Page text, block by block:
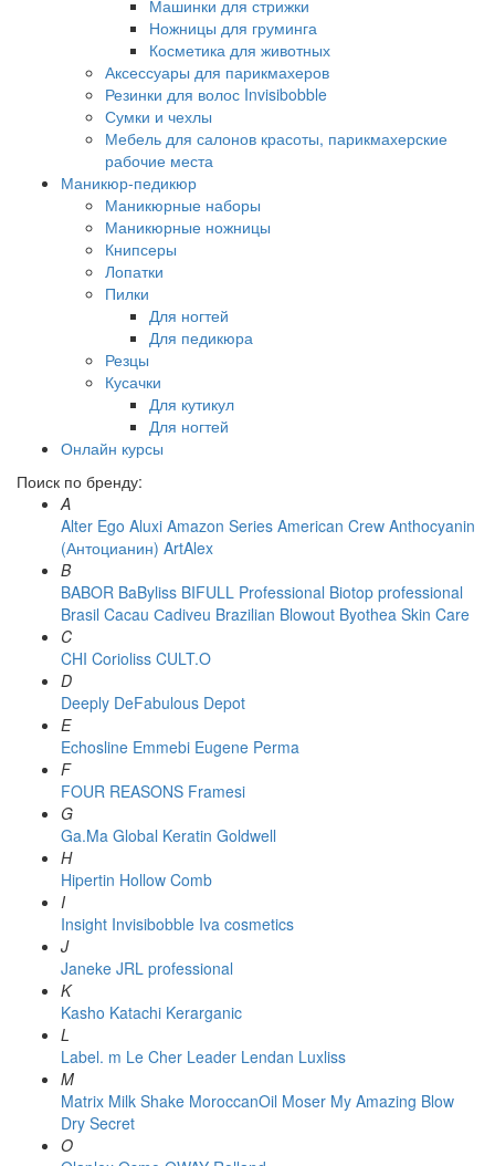
Машинки для стрижки
Ножницы для груминга
Косметика для животных
Аксессуары для парикмахеров
Резинки для волос Invisibobble
Сумки и чехлы
Мебель для салонов красоты, парикмахерские
рабочие места
Маникюр-педикюр
Маникюрные наборы
Маникюрные ножницы
Книпсеры
Лопатки
Пилки
Для ногтей
Для педикюра
Резцы
Кусачки
Для кутикул
Для ногтей
Онлайн курсы
Поиск по бренду:
A
Alter Ego Aluxi Amazon Series American Crew Anthocyanin
(Антоцианин) ArtAlex
B
BABOR BaByliss BIFULL Professional Biotop professional
Brasil Cacau Сadiveu Brazilian Blowout Byothea Skin Care
C
CHI Corioliss CULT.O
D
Deeply DeFabulous Depot
E
Echosline Emmebi Eugene Perma
F
FOUR REASONS Framesi
G
Ga.Ma Global Keratin Goldwell
H
Hipertin Hollow Comb
I
Insight Invisibobble Iva cosmetics
J
Janeke JRL professional
K
Kasho Katachi Kerarganic
L
Label. m Le Cher Leader Lendan Luxliss
M
Matrix Milk Shake MoroccanOil Moser My Amazing Blow
Dry Secret
O